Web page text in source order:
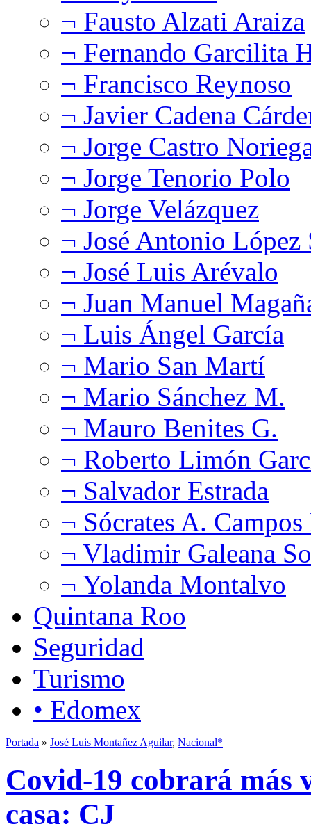
¬ Fausto Alzati Araiza
¬ Fernando Garcilita
¬ Francisco Reynoso
¬ Javier Cadena
¬ Jorge Castro
¬ Jorge Tenorio Polo
¬ Jorge Velázquez
¬ José Antonio López
¬ José Luis Arévalo
¬ Juan Manuel
¬ Luis Ángel García
¬ Mario San Martí
¬ Mario Sánchez M.
¬ Mauro Benites G.
¬ Roberto Limón
¬ Salvador Estrada
¬ Sócrates A.
¬ Vladimir Galeana
¬ Yolanda Montalvo
Quintana Roo
Seguridad
Turismo
• Edomex
Portada » José Luis Montañez Aguilar, Nacional*
Covid-19 cobrará más
casa: CJ